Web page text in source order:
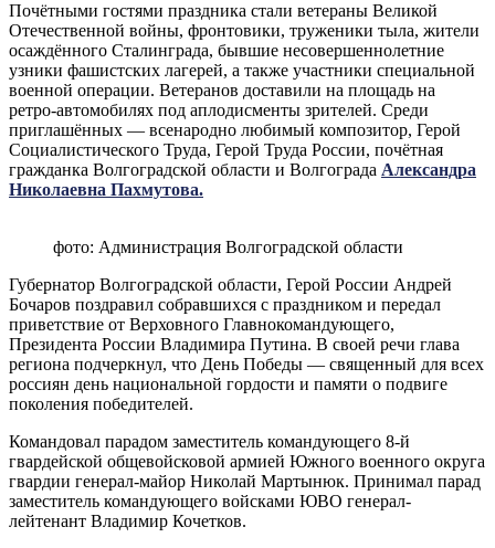
Почётными гостями праздника стали ветераны Великой
Отечественной войны, фронтовики, труженики тыла, жители
осаждённого Сталинграда, бывшие несовершеннолетние
узники фашистских лагерей, а также участники специальной
военной операции. Ветеранов доставили на площадь на
ретро-автомобилях под аплодисменты зрителей. Среди
приглашённых — всенародно любимый композитор, Герой
Социалистического Труда, Герой Труда России, почётная
гражданка Волгоградской области и Волгограда Александра
Николаевна Пахмутова.
фото: Администрация Волгоградской области
Губернатор Волгоградской области, Герой России Андрей
Бочаров поздравил собравшихся с праздником и передал
приветствие от Верховного Главнокомандующего,
Президента России Владимира Путина. В своей речи глава
региона подчеркнул, что День Победы — священный для всех
россиян день национальной гордости и памяти о подвиге
поколения победителей.
Командовал парадом заместитель командующего 8-й
гвардейской общевойсковой армией Южного военного округа
гвардии генерал-майор Николай Мартынюк. Принимал парад
заместитель командующего войсками ЮВО генерал-
лейтенант Владимир Кочетков.